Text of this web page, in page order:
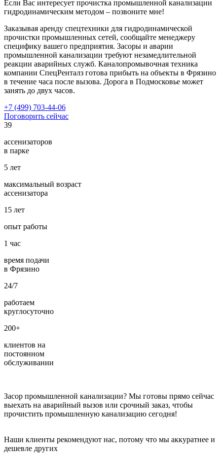
Если Вас интересует прочистка промышленной канализации
гидродинамическим методом – позвоните мне!
Заказывая аренду спецтехники для гидродинамической
прочистки промышленных сетей, сообщайте менеджеру
специфику вашего предприятия. Засоры и аварии
промышленной канализации требуют незамедлительной
реакции аварийных служб. Каналопромывочная техника
компании СпецРенталз готова прибыть на объекты в Фрязино
в течение часа после вызова. Дорога в Подмосковье может
занять до двух часов.
+7 (499) 703-44-06
Поговорить сейчас
39
ассенизаторов
в парке
5 лет
максимальный возраст
ассенизатора
15 лет
опыт работы
1 час
время подачи
в Фрязино
24/7
работаем
круглосуточно
200+
клиентов на
постоянном
обслуживании
Засор промышленной канализации? Мы готовы прямо сейчас
выехать на аварийный вызов или срочный заказ, чтобы
прочистить промышленную канализацию сегодня!
Наши клиенты рекомендуют нас, потому что мы аккуратнее и
дешевле других